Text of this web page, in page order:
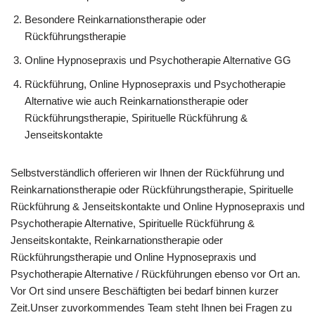
Besondere Reinkarnationstherapie oder
Rückführungstherapie
Online Hypnosepraxis und Psychotherapie Alternative GG
Rückführung, Online Hypnosepraxis und Psychotherapie
Alternative wie auch Reinkarnationstherapie oder
Rückführungstherapie, Spirituelle Rückführung &
Jenseitskontakte
Selbstverständlich offerieren wir Ihnen der Rückführung und
Reinkarnationstherapie oder Rückführungstherapie, Spirituelle
Rückführung & Jenseitskontakte und Online Hypnosepraxis und
Psychotherapie Alternative, Spirituelle Rückführung &
Jenseitskontakte, Reinkarnationstherapie oder
Rückführungstherapie und Online Hypnosepraxis und
Psychotherapie Alternative / Rückführungen ebenso vor Ort an.
Vor Ort sind unsere Beschäftigten bei bedarf binnen kurzer
Zeit.Unser zuvorkommendes Team steht Ihnen bei Fragen zu